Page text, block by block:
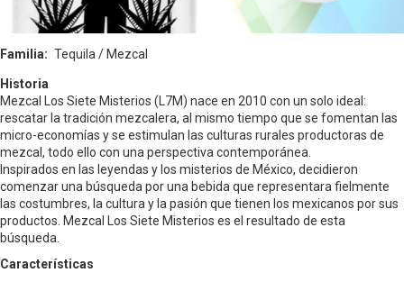
Familia Tequila / Mezcal
Historia
Mezcal Los Siete Misterios (L7M) nace en 2010 con un solo ideal:
rescatar la tradición mezcalera, al mismo tiempo que se fomentan las
micro-economías y se estimulan las culturas rurales productoras de
mezcal, todo ello con una perspectiva contemporánea.
Inspirados en las leyendas y los misterios de México, decidieron
comenzar una búsqueda por una bebida que representara fielmente
las costumbres, la cultura y la pasión que tienen los mexicanos por sus
productos. Mezcal Los Siete Misterios es el resultado de esta
búsqueda.
Características